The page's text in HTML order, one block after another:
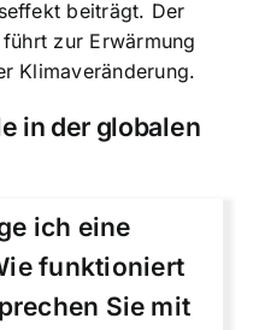
beiträgt. Der
zur Erwärmung
Klimaveränderung.
in der globalen
ich eine
funktioniert
Sie mit